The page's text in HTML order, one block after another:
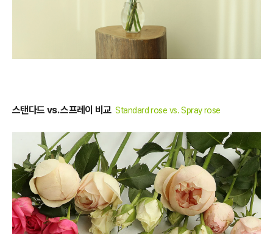
스탠다드 vs. 스프레이 비교Standard rose vs. Spray rose